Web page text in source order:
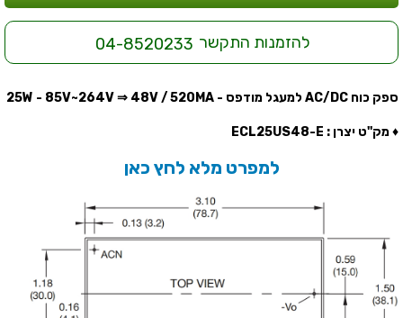
להזמנות התקשר 04-8520233
ספק כוח AC/DC למעגל מודפס - 25W - 85V~264V ⇒ 48V / 520MA
♦ מק''ט יצרן : ECL25US48-E
למפרט מלא לחץ כאן